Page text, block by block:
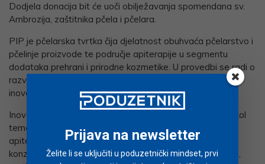
Dodjela donacija bit će uoči obilježavanja spomendana sv.
Ambrozija, zaštitnika pčela i pčelara.
PIP je pčelarska tvrtka čija djelatnost obuhvaća pčelarstvo i
pčelinje proizvode te područje apiterapije u segmentu
dodataka prehrani i prirodne kozmetike. U provedbi se radi o
razvoju i inovativnoj proizvodnji inovativnih proizvoda u
inovativnim tehnološkim procesima.
Inovativni proizvodi se naglašeno ističu kroz liniju Farmakol
temeljenu na načelima farmakologije – farmakologija u
apiterapiji, a proizvodi su mednopropolisni sirupi bez
konzervansa, propolisne otopine s alkoholom i bez njega,
Prijava na newsletter
Želite li se uključiti u poduzetnički mindset, prvi